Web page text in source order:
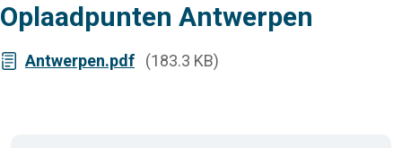
Oplaadpunten Antwerpen
Antwerpen.pdf (183.3 KB)